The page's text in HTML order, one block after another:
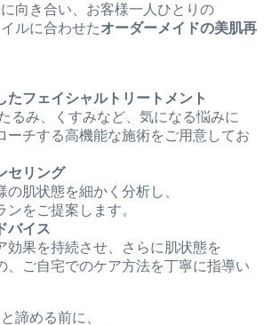
向き合い、お客様一人ひとりの
ルに合わせたオーダーメイドの美肌再
たフェイシャルトリートメント
るみ、くすみなど、気になる悩みに
ーチする高機能な施術をご用意してお
セリング
の肌状態を細かく分析し、
ンをご提案します。
バイス
効果を持続させ、さらに肌状態を
、ご自宅でのケア方法を丁寧に指導い
諦める前に、